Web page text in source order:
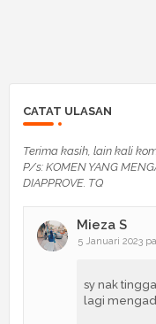
CATAT ULASAN
Terima kasih, lain kali
P/s: KOMEN YANG
DIAPPROVE. TQ
Mieza S
5 Januari 2023
sy nak
lagi